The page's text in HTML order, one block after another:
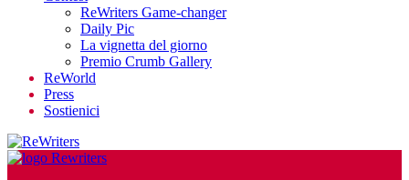
ReWriters Game-changer
Daily Pic
La vignetta del giorno
Premio Crumb Gallery
ReWorld
Press
Sostienici